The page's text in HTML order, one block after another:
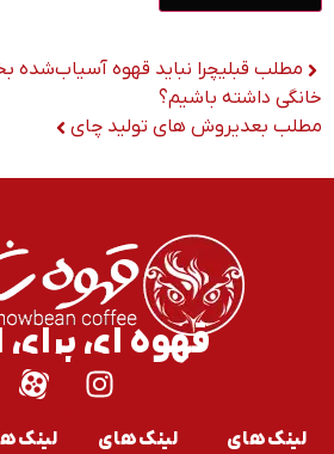
مطلب قبلیچرا نباید قهوه آسیاب‌شده
خانگی داشته باشیم؟
مطلب بعدیروش های تولید چای
قهوه ای برای
لینک های
لینک های
لینک